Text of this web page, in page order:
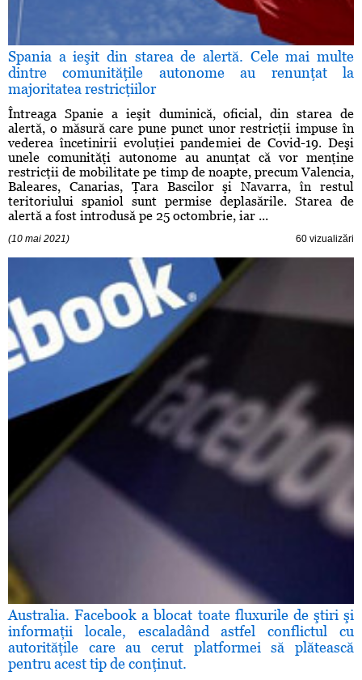
Spania a ieşit din starea de alertă. Cele mai multe
dintre comunităţile autonome au renunţat la
majoritatea restricţiilor
Întreaga Spanie a ieşit duminică, oficial, din starea de
alertă, o măsură care pune punct unor restricţii impuse în
vederea încetinirii evoluţiei pandemiei de Covid-19. Deşi
unele comunităţi autonome au anunţat că vor menţine
restricţii de mobilitate pe timp de noapte, precum Valencia,
Baleares, Canarias, Ţara Bascilor şi Navarra, în restul
teritoriului spaniol sunt permise deplasările. Starea de
alertă a fost introdusă pe 25 octombrie, iar ...
(10 mai 2021) 60 vizualizări
Australia. Facebook a blocat toate fluxurile de ştiri şi
informaţii locale, escaladând astfel conflictul cu
autorităţile care au cerut platformei să plătească
pentru acest tip de conţinut.